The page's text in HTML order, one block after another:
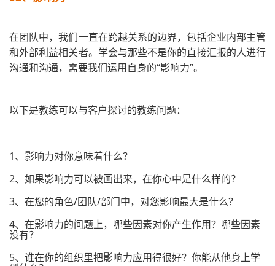
在团队中，我们一直在跨越关系的边界，包括企业内部主管
和外部利益相关者。学会与那些不是你的直接汇报的人进行
沟通和沟通，需要我们运用自身的“影响力”。
以下是教练可以与客户探讨的教练问题：
1、影响力对你意味着什么？
2、如果影响力可以被画出来，在你心中是什么样的？
3、在您的角色/团队/部门中，对您影响最大是什么？
4、在影响力的问题上，哪些因素对你产生作用？哪些因素
没有？
5、谁在你的组织里把影响力应用得很好？你能从他身上学